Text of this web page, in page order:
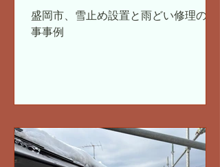
盛岡市、雪止め設置と雨どい修理の工
事事例